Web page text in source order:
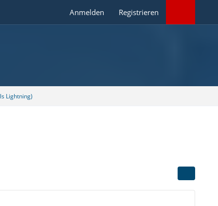
Anmelden Registrieren
Lightning)